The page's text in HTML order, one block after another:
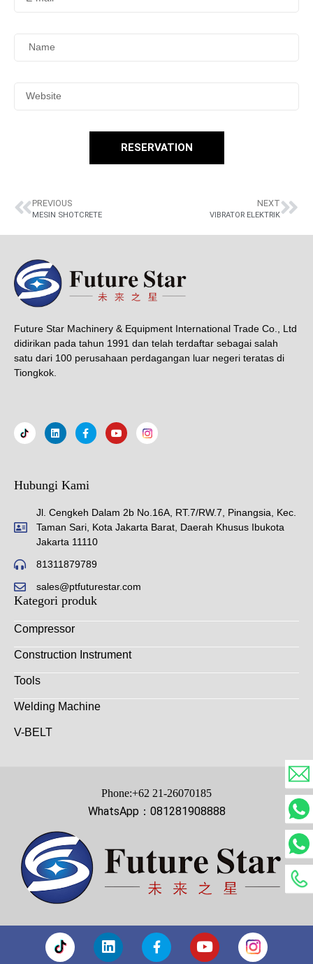
RESERVATION
PREVIOUS
MESIN SHOTCRETE
NEXT
VIBRATOR ELEKTRIK
Future Star Machinery & Equipment International Trade Co., Ltd
didirikan pada tahun 1991 dan telah terdaftar sebagai salah
satu dari 100 perusahaan perdagangan luar negeri teratas di
Tiongkok.
Hubungi Kami
Jl. Cengkeh Dalam 2b No.16A, RT.7/RW.7, Pinangsia, Kec.
Taman Sari, Kota Jakarta Barat, Daerah Khusus Ibukota
Jakarta 11110
81311879789
sales@ptfuturestar.com
Kategori produk
Compressor
Construction Instrument
Tools
Welding Machine
V-BELT
Phone:+62 21-26070185
WhatsApp：081281908888